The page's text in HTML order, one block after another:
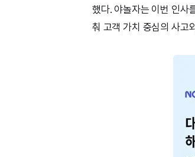
했다. 야놀자는 이번 인사
춰 고객 가치 중심의 사고